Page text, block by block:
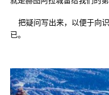
把疑问写出来，以便于向
已。